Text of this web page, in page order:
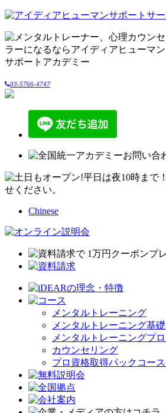
03-5766-4747
Chinese
メンタルトレーニング
メンタルトレーニング基
メンタルトレーニングプ
カウンセリング
プロ資格取得パックコー